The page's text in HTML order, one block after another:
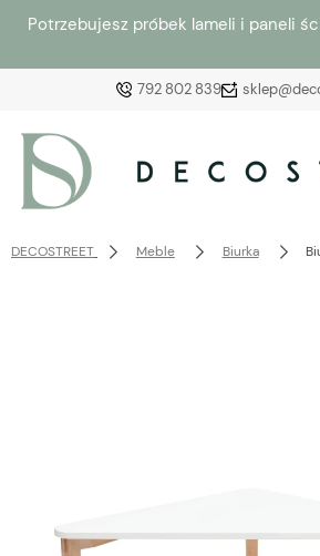
Potrzebujesz próbek lameli i paneli
792 802 839
Załóż konto
DECOSTREET Meble Biurka